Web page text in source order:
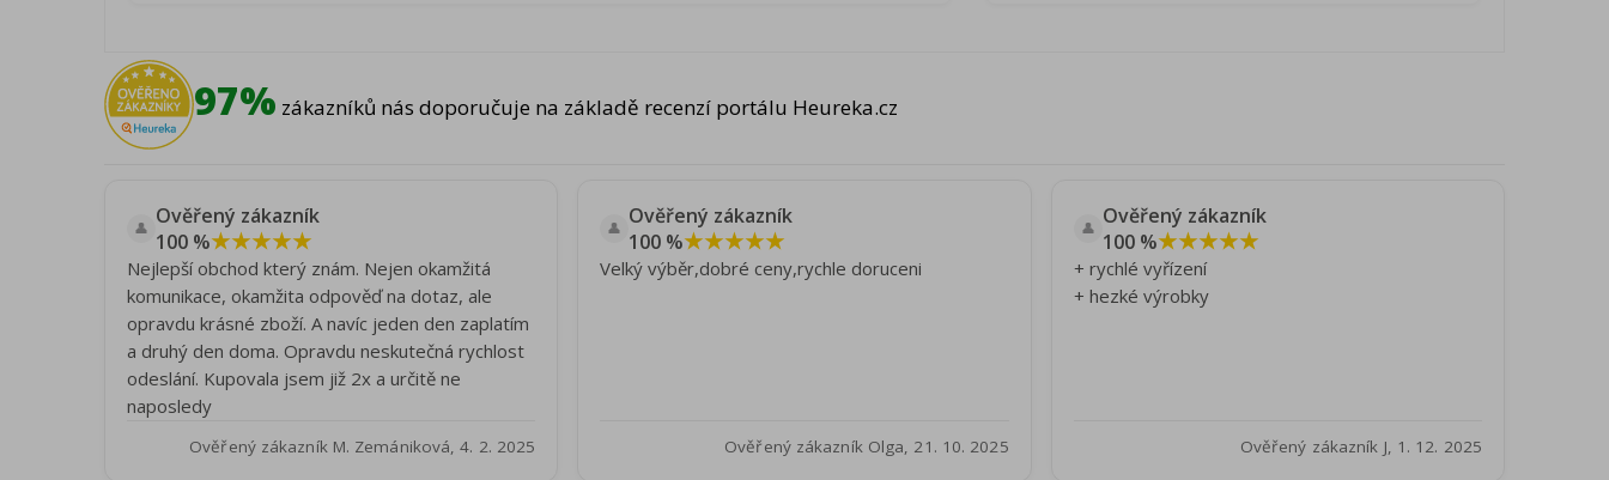
97% zákazníků nás doporučuje na základě recenzí portálu Heureka.cz
👤 Ověřený zákazník
100 %★★★★★
Nejlepší obchod který znám. Nejen okamžitá
komunikace, okamžita odpověď na dotaz, ale
opravdu krásné zboží. A navíc jeden den zaplatím
a druhý den doma. Opravdu neskutečná rychlost
odeslání. Kupovala jsem již 2x a určitě ne
naposledy
Ověřený zákazník M. Zemániková, 4. 2. 2025
👤 Ověřený zákazník
100 %★★★★★
Velký výběr,dobré ceny,rychle doruceni
Ověřený zákazník Olga, 21. 10. 2025
👤 Ověřený zákazník
100 %★★★★★
+ rychlé vyřízení
+ hezké výrobky
Ověřený zákazník J, 1. 12. 2025